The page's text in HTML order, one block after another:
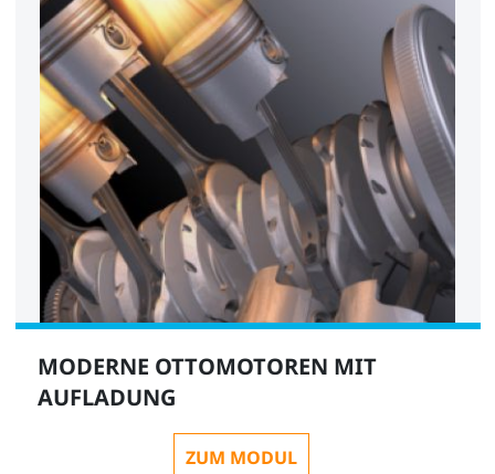
MODERNE OTTOMOTOREN MIT
AUFLADUNG
ZUM MODUL